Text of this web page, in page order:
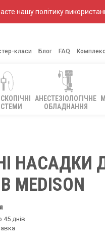
нашу політику
класи Блог FAQ
АНЕСТЕЗІОЛОГІЧНЕ
ОБЛАДНАННЯ
НАСАДКИ
MEDISON
45 днів